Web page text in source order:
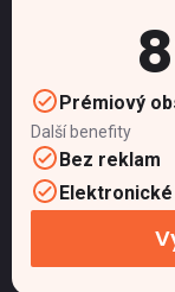
Prémiový
Další benefity
Bez reklam